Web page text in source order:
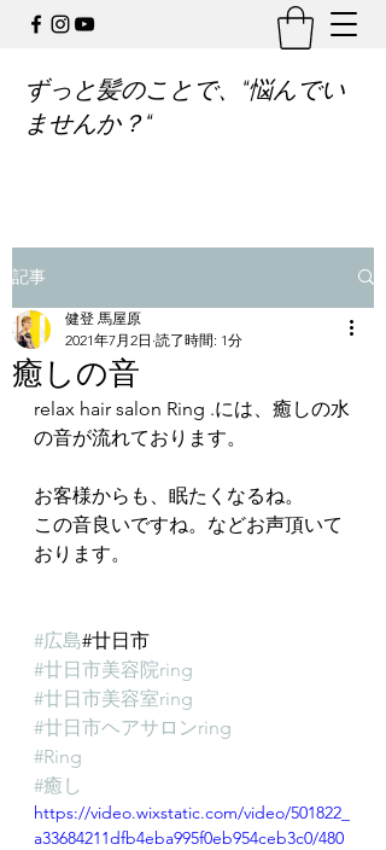
ずっと髪のことで、“悩んでい
ませんか？“
記事
癒しの音
健登 馬屋原
2021年7月2日 読了時間: 1分
relax hair salon Ring .には、癒しの水
の音が流れております。
お客様からも、眠たくなるね。
この音良いですね。などお声頂いて
おります。
#広島#廿日市
#廿日市美容院ring
#廿日市美容室ring
#廿日市ヘアサロンring
#Ring
#癒し
https://video.wixstatic.com/video/501822_
a33684211dfb4eba995f0eb954ceb3c0/480